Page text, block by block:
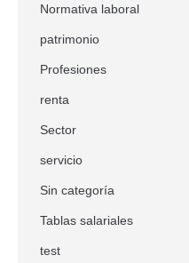
Normativa laboral
patrimonio
Profesiones
renta
Sector
servicio
Sin categoría
Tablas salariales
test